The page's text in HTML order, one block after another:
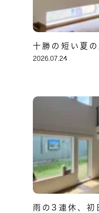
十勝の短い夏
2026.07.24
雨の3連休、初